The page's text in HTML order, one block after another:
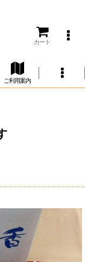
カート
ご利用案内